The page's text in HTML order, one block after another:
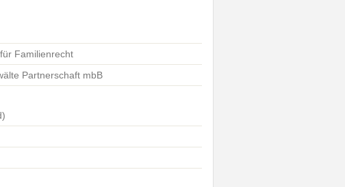
Familienrecht
Partnerschaft mbB